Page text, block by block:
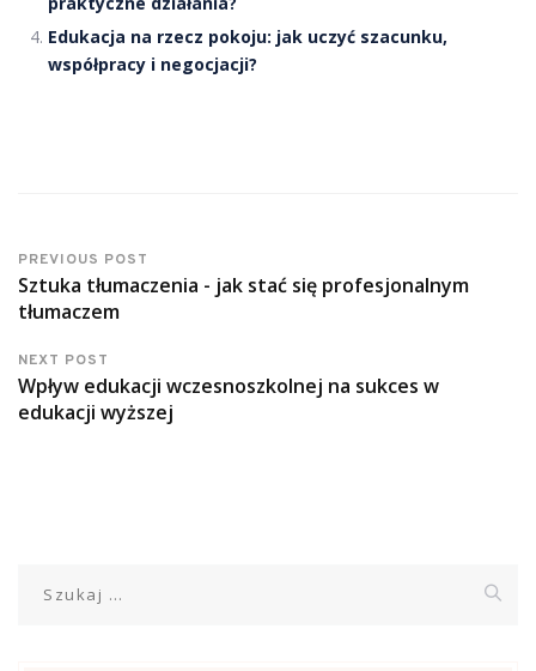
Edukacja na rzecz pokoju: jak uczyć szacunku,
współpracy i negocjacji?
PREVIOUS POST
Sztuka tłumaczenia - jak stać się profesjonalnym
tłumaczem
NEXT POST
Wpływ edukacji wczesnoszkolnej na sukces w
edukacji wyższej